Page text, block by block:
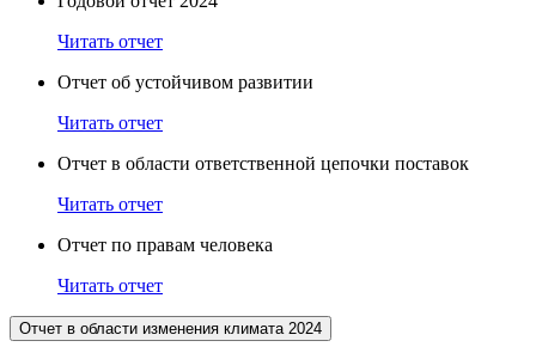
Читать отчет
Отчет об устойчивом развитии
Читать отчет
Отчет в области ответственной цепочки поставок
Читать отчет
Отчет по правам человека
Читать отчет
Отчет в области изменения климата 2024